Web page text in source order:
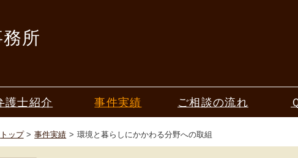
所
護士紹介
恒夫
事件実績 ご相談の流れ
トップ 事件実績 環境と暮らしにかかわる分野への取組